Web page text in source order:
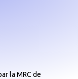
la MRC de